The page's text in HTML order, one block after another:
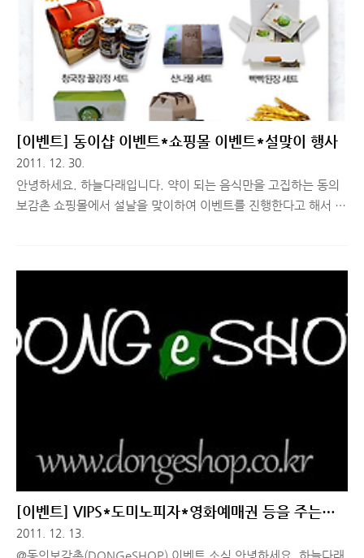
째 입니다. 다양한 분야의 웨딩 업체가 전시를 하고 있으므로 발품
을 팔 수록 좋은 정보를..
[이벤트] 동이샵 이벤트*쇼핑몰 이벤트*설맞이 행사
2011. 12. 30.
안녕하세요. 하늘다래입니다. 약이 되는 음식만을 고집하는 동의
보감촌 쇼핑몰에서 설날을 맞이하여 이벤트를 진행한다고 해서 소
청의 한방식품을 판매하는 쇼핑몰인데요. 한방김치, 약초장아찌,
지리산이 키운 산나물세트, 지리산 뽕잎차, 우리밀, 저염된장등 밥
상 위의 동의보감이라고 할 수 있는 제품들을 판매하고 있습니다.
판매 상품들을 간단히 소개해드릴께요. 둥이마을 카테고리에서는
[이벤트] VIPS*도미노피자*영화예매권 등을 주는
DONGeSHOP 이벤트 소식 4가지!!
2011. 12. 13.
@동의보감촌(DONGeSHOP) 이벤트 소식 안녕하세요. 하늘다래